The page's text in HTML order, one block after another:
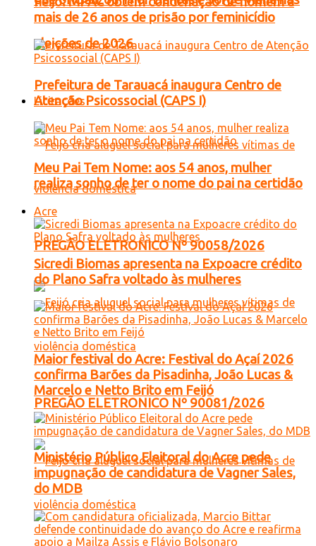
eleições de 2026
Licitações
PREGÃO ELETRONICO Nº 90058/2026
PREGÃO ELETRONICO Nº 90081/2026
mais de 26 anos de prisão por feminicídio
Prefeitura de Tarauacá inaugura Centro de
Atenção Psicossocial (CAPS I)
Meu Pai Tem Nome: aos 54 anos, mulher
realiza sonho de ter o nome do pai na certidão
Acre
Sicredi Biomas apresenta na Expoacre crédito
do Plano Safra voltado às mulheres
Maior festival do Acre: Festival do Açaí 2026
confirma Barões da Pisadinha, João Lucas &
Marcelo e Netto Brito em Feijó
Ministério Público Eleitoral do Acre pede
impugnação de candidatura de Vagner Sales,
do MDB